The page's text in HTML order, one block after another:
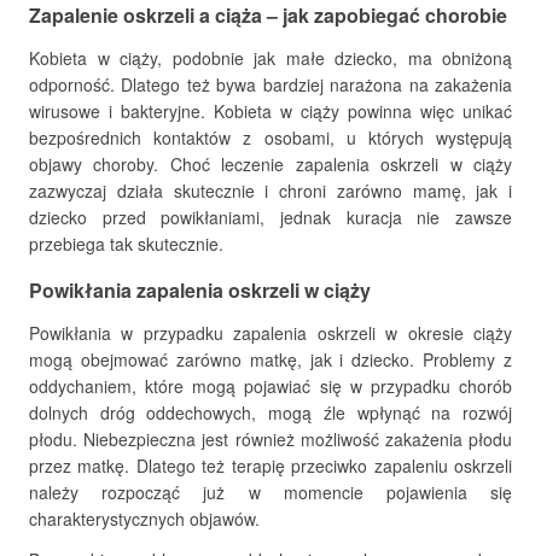
Zapalenie oskrzeli a ciąża – jak zapobiegać chorobie
Kobieta w ciąży, podobnie jak małe dziecko, ma obniżoną
odporność. Dlatego też bywa bardziej narażona na zakażenia
wirusowe i bakteryjne. Kobieta w ciąży powinna więc unikać
bezpośrednich kontaktów z osobami, u których występują
objawy choroby. Choć leczenie zapalenia oskrzeli w ciąży
zazwyczaj działa skutecznie i chroni zarówno mamę, jak i
dziecko przed powikłaniami, jednak kuracja nie zawsze
przebiega tak skutecznie.
Powikłania zapalenia oskrzeli w ciąży
Powikłania w przypadku zapalenia oskrzeli w okresie ciąży
mogą obejmować zarówno matkę, jak i dziecko. Problemy z
oddychaniem, które mogą pojawiać się w przypadku chorób
dolnych dróg oddechowych, mogą źle wpłynąć na rozwój
płodu. Niebezpieczna jest również możliwość zakażenia płodu
przez matkę. Dlatego też terapię przeciwko zapaleniu oskrzeli
należy rozpocząć już w momencie pojawienia się
charakterystycznych objawów.